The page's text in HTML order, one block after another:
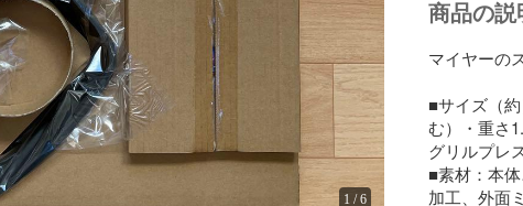
1 /6
商品の説
マイヤーの
■サイズ（
む）・重さ
グリルプレ
■素材：本
加工、外面